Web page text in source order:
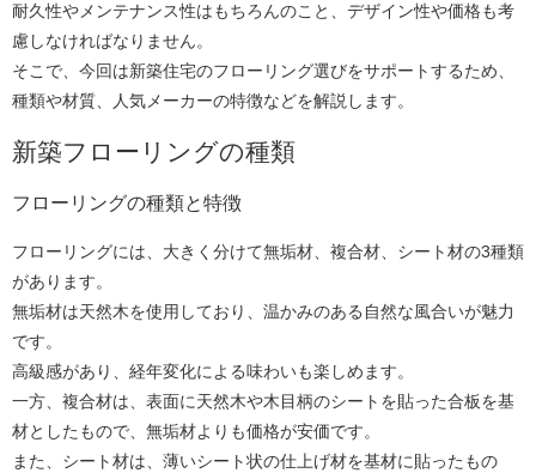
耐久性やメンテナンス性はもちろんのこと、デザイン性や価格も考
慮しなければなりません。
そこで、今回は新築住宅のフローリング選びをサポートするため、
種類や材質、人気メーカーの特徴などを解説します。
新築フローリングの種類
フローリングの種類と特徴
フローリングには、大きく分けて無垢材、複合材、シート材の3種類
があります。
無垢材は天然木を使用しており、温かみのある自然な風合いが魅力
です。
高級感があり、経年変化による味わいも楽しめます。
一方、複合材は、表面に天然木や木目柄のシートを貼った合板を基
材としたもので、無垢材よりも価格が安価です。
また、シート材は、薄いシート状の仕上げ材を基材に貼ったもの